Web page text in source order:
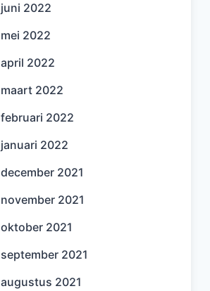
juni 2022
mei 2022
april 2022
maart 2022
februari 2022
januari 2022
december 2021
november 2021
oktober 2021
september 2021
augustus 2021